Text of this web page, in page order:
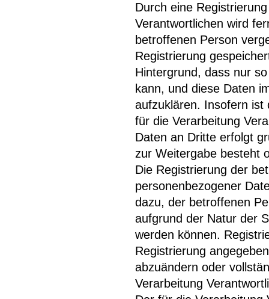
Durch eine
Verantwortlichen wird
betroffenen Person
Registrierung
Hintergrund, dass nur
kann, und diese Daten
aufzuklären. Insofern ist
für die Verarbeitung
Daten an Dritte erfolgt
zur Weitergabe besteht
Die Registrierung der
personenbezogener
dazu, der betroffenen
aufgrund der Natur der
werden können.
Registrierung
abzuändern oder
Verarbeitung